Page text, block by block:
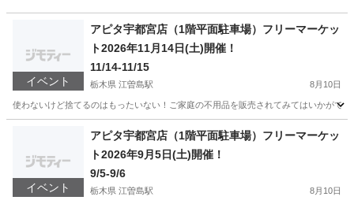
イベント
アピタ宇都宮店（1階平面駐車場）フリーマーケッ
ト2026年11月14日(土)開催！
11/14-11/15
栃木県 江曽島駅 8月10日
使わないけど捨てるのはもったいない！ご家庭の不用品を販売されてみてはいかがで
江曽島駅 フリーマーケット アピタ
イベント
アピタ宇都宮店（1階平面駐車場）フリーマーケッ
ト2026年9月5日(土)開催！
9/5-9/6
栃木県 江曽島駅 8月10日